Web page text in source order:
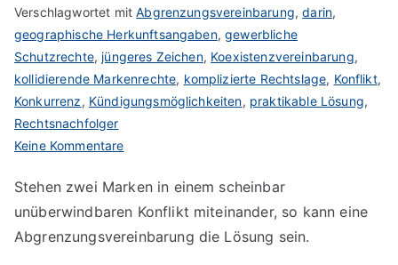
Verschlagwortet mitAbgrenzungsvereinbarung,darin,
geographische Herkunftsangaben,gewerbliche
Schutzrechte, jüngeres Zeichen, Koexistenzvereinbarung,
kollidierende Markenrechte, komplizierte Rechtslage, Konflikt,
Konkurrenz, Kündigungsmöglichkeiten, praktikable Lösung,
Rechtsnachfolger
Keine Kommentarezu
oder
Koexistenzvereinbarung
treffen
Stehen zwei Marken in einem scheinbar
unüberwindbaren Konflikt miteinander, so kann eine
Abgrenzungsvereinbarung die Lösung sein.